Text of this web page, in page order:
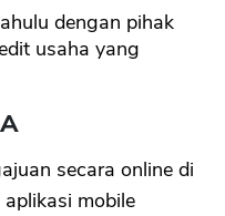
dengan pihak
usaha yang
secara online di
mobile